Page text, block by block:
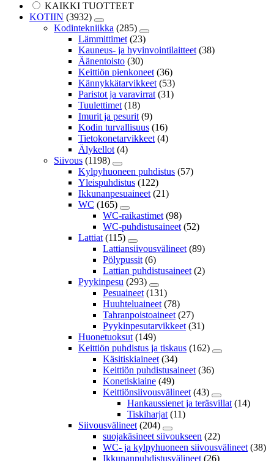
KAIKKI TUOTTEET
KOTIIN (3932)
Kodintekniikka (285)
Lämmittimet (23)
Kauneus- ja hyvinvointilaitteet (38)
Äänentoisto (30)
Keittiön pienkoneet (36)
Kännykkätarvikkeet (53)
Paristot ja varavirrat (31)
Tuulettimet (18)
Imurit ja pesurit (9)
Kodin turvallisuus (16)
Tietokonetarvikkeet (4)
Älykellot (4)
Siivous (1198)
Kylpyhuoneen puhdistus (57)
Yleispuhdistus (122)
Ikkunanpesuaineet (21)
WC (165)
WC-raikastimet (98)
WC-puhdistusaineet (52)
Lattiat (115)
Lattiansiivousvälineet (89)
Pölypussit (6)
Lattian puhdistusaineet (2)
Pyykinpesu (293)
Pesuaineet (131)
Huuhteluaineet (78)
Tahranpoistoaineet (27)
Pyykinpesutarvikkeet (31)
Huonetuoksut (149)
Keittiön puhdistus ja tiskaus (162)
Käsitiskiaineet (34)
Keittiön puhdistusaineet (36)
Konetiskiaine (49)
Keittiönsiivousvälineet (43)
Hankaussienet ja teräsvillat (14)
Tiskiharjat (11)
Siivousvälineet (204)
suojakäsineet siivoukseen (22)
WC- ja kylpyhuoneen siivousvälineet (38)
Ikkunanpuhdistusvälineet (26)